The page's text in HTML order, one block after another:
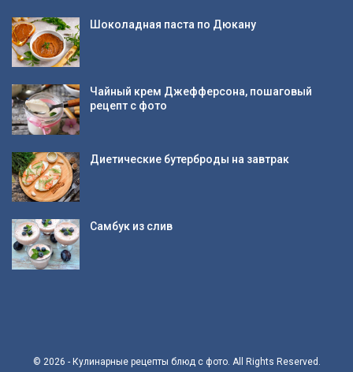
Шоколадная паста по Дюкану
Чайный крем Джефферсона, пошаговый
рецепт с фото
Диетические бутерброды на завтрак
Самбук из слив
© 2026 - Кулинарные рецепты блюд с фото. All Rights Reserved.